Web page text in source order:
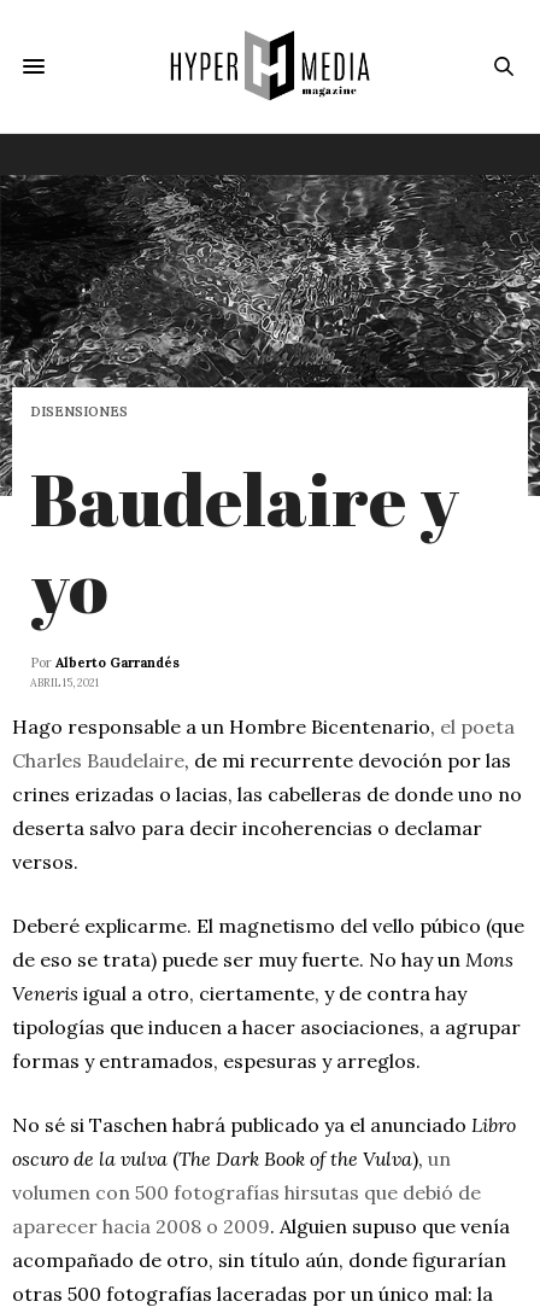
DISENSIONES
Baudelaire y
yo
Por Alberto Garrandés
ABRIL 15, 2021
Hago responsable a un Hombre Bicentenario, el poeta
Charles Baudelaire, de mi recurrente devoción por las
crines erizadas o lacias, las cabelleras de donde uno no
deserta salvo para decir incoherencias o declamar
versos.
Deberé explicarme. El magnetismo del vello púbico (que
de eso se trata) puede ser muy fuerte. No hay un Mons
Veneris igual a otro, ciertamente, y de contra hay
tipologías que inducen a hacer asociaciones, a agrupar
formas y entramados, espesuras y arreglos.
No sé si Taschen habrá publicado ya el anunciado Libro
oscuro de la vulva (The Dark Book of the Vulva), un
volumen con 500 fotografías hirsutas que debió de
aparecer hacia 2008 o 2009. Alguien supuso que venía
acompañado de otro, sin título aún, donde figurarían
otras 500 fotografías laceradas por un único mal: la